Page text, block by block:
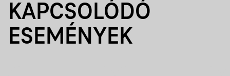
KAPCSOLÓDÓ
ESEMÉNYEK